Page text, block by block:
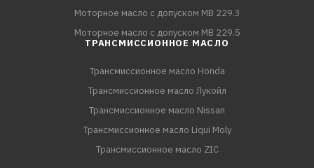
Моторное масло с допуском MB 229.3
Моторное масло с допуском MB 229.5
ТРАНСМИССИОННОЕ МАСЛО
Трансмиссионное масло Honda
Трансмиссионное масло Лукойл
Трансмиссионное масло Nissan
Трансмиссионное масло Liqui Moly
Трансмиссионное масло ZIC